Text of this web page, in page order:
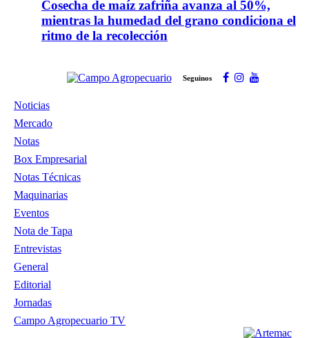
Cosecha de maíz zafriña avanza al 50%,
mientras la humedad del grano condiciona el
ritmo de la recolección
Seguinos
Noticias
Mercado
Notas
Box Empresarial
Notas Técnicas
Maquinarias
Eventos
Nota de Tapa
Entrevistas
General
Editorial
Jornadas
Campo Agropecuario TV